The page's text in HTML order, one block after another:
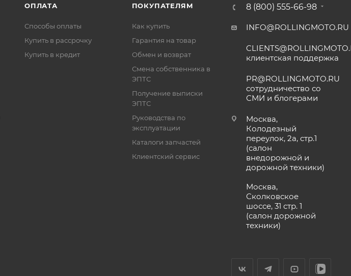
ОПЛАТА
Способы оплаты
Купить в рассрочку
Купить в кредит
ПОКУПАТЕЛЯМ
Как купить
Гарантия на товар
Обмен и возврат
Смена собственника в
ЭПТС
Получение выписки
ЭПТС
Руководства по
эксплуатации
Каталоги запчастей
Клиентский сервис
8 (800) 555-66-98
INFO@ROLLINGMOTO.RU
клиентская поддержка
PR@ROLLINGMOTO.RU
сотрудничество со
СМИ и блогерами
Москва,
Колодезный
переулок, 2а, стр.1
(салон
внедорожной и
дорожной техники)
Москва,
Сколковское
шоссе, 31 стр. 1
(салон дорожной
техники)